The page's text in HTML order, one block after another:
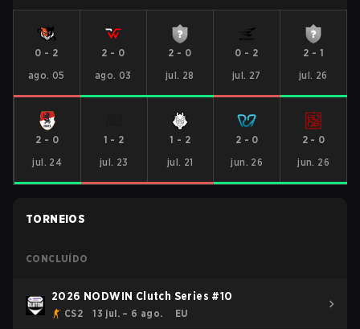
0 - 2
ago. 05
2 - 0
ago. 03
2 - 0
jul. 28
0 - 2
jul. 27
2 - 1
jul. 26
2 - 0
jul. 24
1 - 2
jul. 23
1 - 2
jul. 21
2 - 0
jun. 26
2- 0
jun. 26
TORNEIOS
CONCLUÍDO
2026 NODWIN Clutch Series #10
CS2 13 jul. – 6 ago. EU